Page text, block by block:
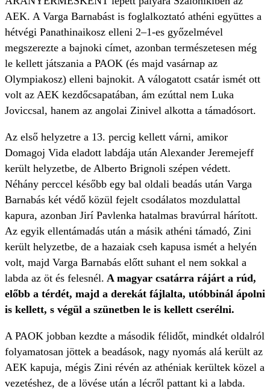
AEK. A Varga Barnabást is foglalkoztató athéni együttes a
hétvégi Panathinaikosz elleni 2–1-es győzelmével
megszerezte a bajnoki címet, azonban természetesen még
le kellett játszania a PAOK (és majd vasárnap az
Olympiakosz) elleni bajnokit. A válogatott csatár ismét ott
volt az AEK kezdőcsapatában, ám ezúttal nem Luka
Joviccsal, hanem az angolai Zinivel alkotta a támadósort.
Az első helyzetre a 13. percig kellett várni, amikor
Domagoj Vida eladott labdája után Alexander Jeremejeff
került helyzetbe, de Alberto Brignoli szépen védett.
Néhány perccel később egy bal oldali beadás után Varga
Barnabás két védő közül fejelt csodálatos mozdulattal
kapura, azonban Jirí Pavlenka hatalmas bravúrral hárított.
Az egyik ellentámadás után a másik athéni támadó, Zini
került helyzetbe, de a hazaiak cseh kapusa ismét a helyén
volt, majd Varga Barnabás előtt suhant el nem sokkal a
labda az öt és felesnél. A magyar csatárra rájárt a rúd,
előbb a térdét, majd a derekát fájlalta, utóbbinál ápolni
is kellett, s végül a szünetben le is kellett cserélni.
A PAOK jobban kezdte a második félidőt, mindkét oldalról
folyamatosan jöttek a beadások, nagy nyomás alá került az
AEK kapuja, mégis Zini révén az athéniak kerültek közel a
vezetéshez, de a lövése után a lécről pattant ki a labda.